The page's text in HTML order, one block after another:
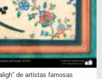
de artistas famosas